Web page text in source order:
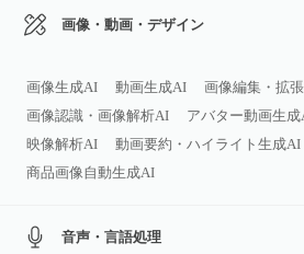
画像・動画・デザイン
画像生成AI 動画生成AI
画像編集・拡
画像認識・画像解析AI
アバター動画生
映像解析AI
動画要約・ハイライト生成AI
商品画像自動生成AI
音声・言語処理